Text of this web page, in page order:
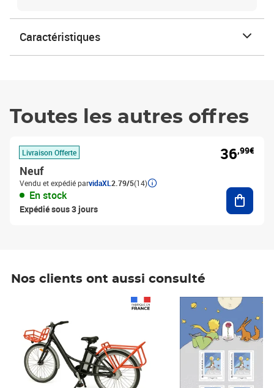
Caractéristiques
Toutes les autres offres
Livraison Offerte
Neuf
Vendu et expédié parvidaXL 2.79/5(14)
En stock
Expédié sous 3 jours
36,99€
Nos clients ont aussi consulté
Prix 7,50€